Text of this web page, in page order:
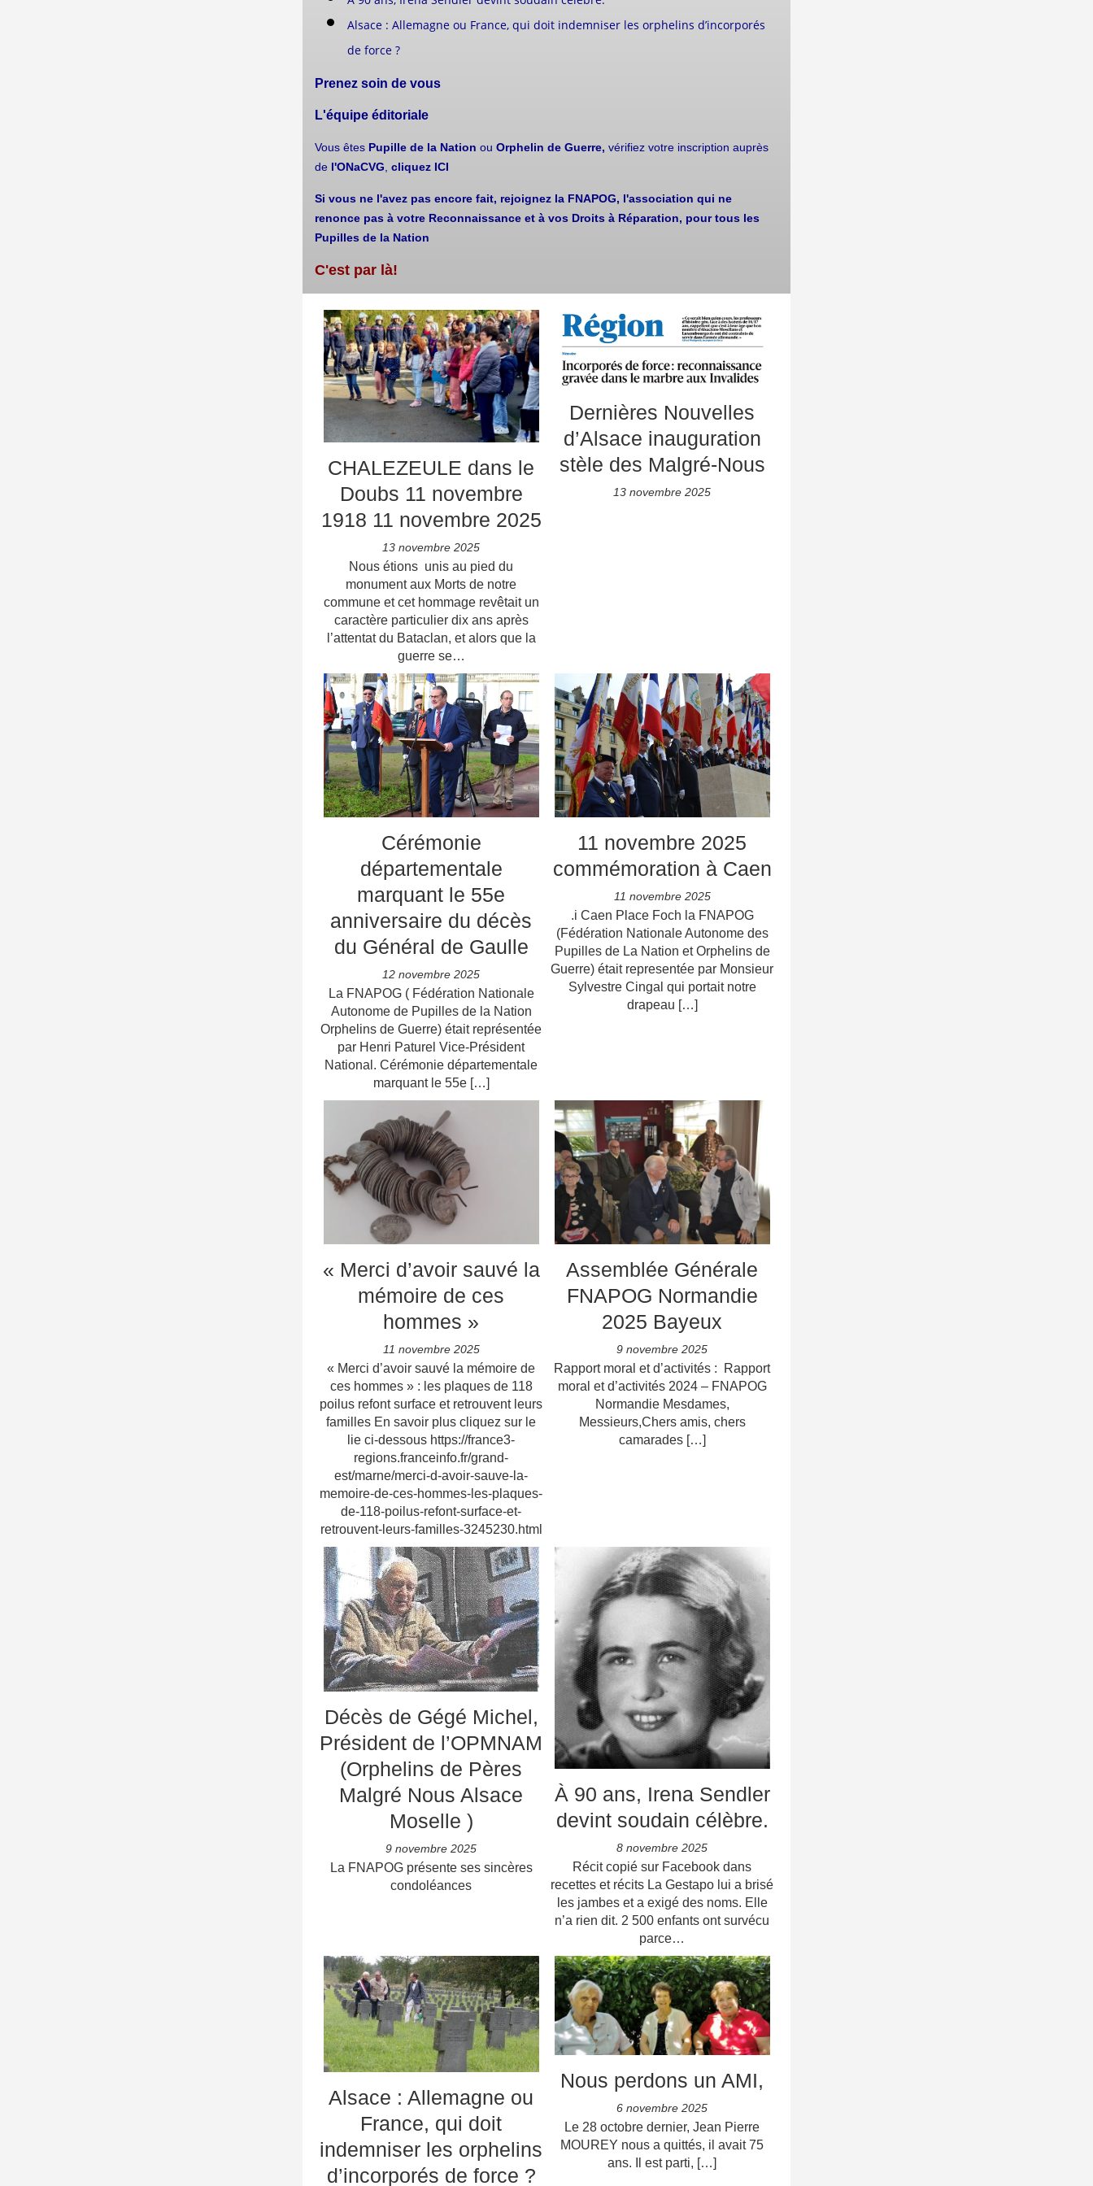
Alsace : Allemagne ou France, qui doit indemniser les orphelins d’incorporés
de force ?
Prenez soin de vous
L'équipe éditoriale
Vous êtes Pupille de la Nation ou Orphelin de Guerre, vérifiez votre inscription auprès
de l'ONaCVG cliquez ICI
Si vous ne l'avez pas encore fait, rejoignez la FNAPOG, l'association qui ne
renonce pas à votre Reconnaissance et à vos Droits à Réparation, pour tous les
Pupilles de la Nation
C'est par là!
CHALEZEULE dans le
Doubs 11 novembre
1918 11 novembre 2025
13 novembre 2025
Nous étions unis au pied du
monument aux Morts de notre
commune et cet hommage revêtait un
caractère particulier dix ans après
l’attentat du Bataclan, et alors que la
guerre se…
Dernières Nouvelles
d’Alsace inauguration
stèle des Malgré-Nous
13 novembre 2025
Cérémonie
départementale
marquant le 55e
anniversaire du décès
du Général de Gaulle
12 novembre 2025
La FNAPOG ( Fédération Nationale
Autonome de Pupilles de la Nation
Orphelins de Guerre) était représentée
par Henri Paturel Vice-Président
National. Cérémonie départementale
marquant le 55e […]
11 novembre 2025
commémoration à Caen
11 novembre 2025
.i Caen Place Foch la FNAPOG
(Fédération Nationale Autonome des
Pupilles de La Nation et Orphelins de
Guerre) était representée par Monsieur
Sylvestre Cingal qui portait notre
drapeau […]
« Merci d’avoir sauvé la
mémoire de ces
hommes »
11 novembre 2025
« Merci d’avoir sauvé la mémoire de
ces hommes » : les plaques de 118
poilus refont surface et retrouvent leurs
familles En savoir plus cliquez sur le
lie ci-dessous https://france3-
regions.franceinfo.fr/grand-
est/marne/merci-d-avoir-sauve-la-
memoire-de-ces-hommes-les-plaques-
de-118-poilus-refont-surface-et-
retrouvent-leurs-familles-3245230.html
Assemblée Générale
FNAPOG Normandie
2025 Bayeux
9 novembre 2025
Rapport moral et d’activités : Rapport
moral et d’activités 2024 – FNAPOG
Normandie Mesdames,
Messieurs,Chers amis, chers
camarades […]
Décès de Gégé Michel,
Président de l’OPMNAM
(Orphelins de Pères
Malgré Nous Alsace
Moselle )
9 novembre 2025
La FNAPOG présente ses sincères
condoléances
À 90 ans, Irena Sendler
devint soudain célèbre.
8 novembre 2025
Récit copié sur Facebook dans
recettes et récits La Gestapo lui a brisé
les jambes et a exigé des noms. Elle
n’a rien dit. 2 500 enfants ont survécu
parce…
Alsace : Allemagne ou
France, qui doit
indemniser les orphelins
d’incorporés de force ?
Nous perdons un AMI,
6 novembre 2025
Le 28 octobre dernier, Jean Pierre
MOUREY nous a quittés, il avait 75
ans. Il est parti, […]